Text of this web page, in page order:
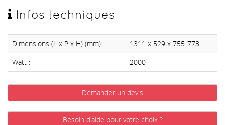
Infos techniques
Dimensions (L x P x H) (mm) :
1311 x 529 x 755-773
Watt :
2000
Demander un devis
Besoin d'aide pour votre choix ?